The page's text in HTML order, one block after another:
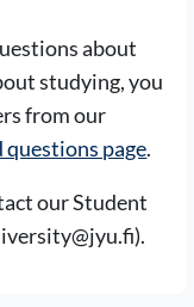
about
studying, you
from our
questions page.
our Student